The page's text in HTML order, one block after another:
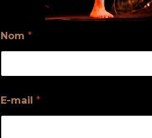
Nom *
E-mail *